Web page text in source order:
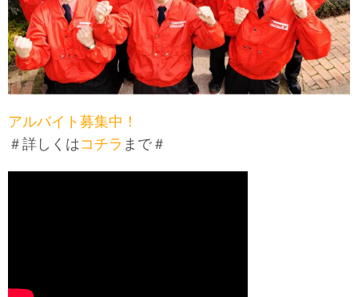
アルバイト募集中！
＃詳しくはコチラ まで＃